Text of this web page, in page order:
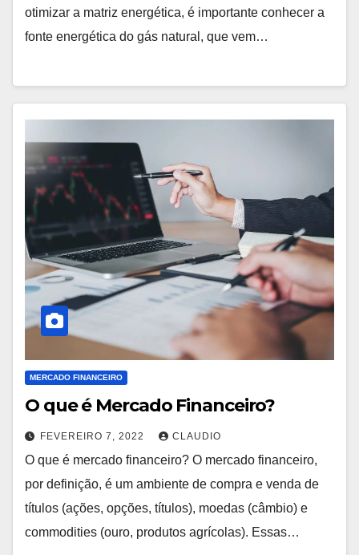
otimizar a matriz energética, é importante conhecer a
fonte energética do gás natural, que vem…
MERCADO FINANCEIRO
O que é Mercado Financeiro?
FEVEREIRO 7, 2022 CLAUDIO
O que é mercado financeiro? O mercado financeiro,
por definição, é um ambiente de compra e venda de
títulos (ações, opções, títulos), moedas (câmbio) e
commodities (ouro, produtos agrícolas). Essas…